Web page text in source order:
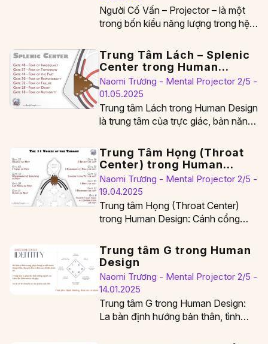
Người Cố Vấn – Projector – là một
trong bốn kiểu năng lượng trong hệ
Trung Tâm Lách – Splenic
Center trong Human
Design
Naomi Trương - Mental Projector 2/5 -
01.05.2025
Trung tâm Lách trong Human Design
là trung tâm của trực giác, bản năng
Trung Tâm Họng (Throat
Center) trong Human
Design
Naomi Trương - Mental Projector 2/5 -
19.04.2025
Trung tâm Họng (Throat Center)
trong Human Design: Cánh cổng
nhân Trung…
Trung tâm G trong Human
Design
Naomi Trương - Mental Projector 2/5 -
14.01.2025
Trung tâm G trong Human Design:
La bàn định hướng bản thân, tình